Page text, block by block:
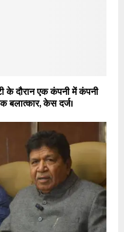
के दौरान एक कंपनी में कंपनी
बलात्कार, केस दर्ज।